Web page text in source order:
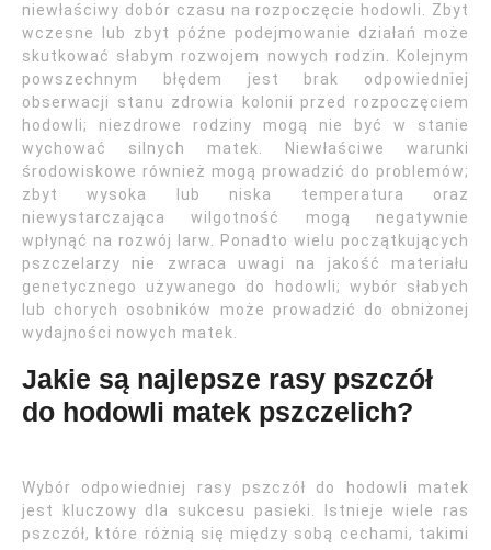
niewłaściwy dobór czasu na rozpoczęcie hodowli. Zbyt
wczesne lub zbyt późne podejmowanie działań może
skutkować słabym rozwojem nowych rodzin. Kolejnym
powszechnym błędem jest brak odpowiedniej
obserwacji stanu zdrowia kolonii przed rozpoczęciem
hodowli; niezdrowe rodziny mogą nie być w stanie
wychować silnych matek. Niewłaściwe warunki
środowiskowe również mogą prowadzić do problemów;
zbyt wysoka lub niska temperatura oraz
niewystarczająca wilgotność mogą negatywnie
wpłynąć na rozwój larw. Ponadto wielu początkujących
pszczelarzy nie zwraca uwagi na jakość materiału
genetycznego używanego do hodowli; wybór słabych
lub chorych osobników może prowadzić do obniżonej
wydajności nowych matek.
Jakie są najlepsze rasy pszczół
do hodowli matek pszczelich?
Wybór odpowiedniej rasy pszczół do hodowli matek
jest kluczowy dla sukcesu pasieki. Istnieje wiele ras
pszczół, które różnią się między sobą cechami, takimi